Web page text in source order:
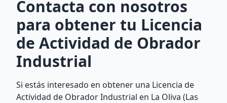
Contacta con nosotros
para obtener tu Licencia
de Actividad de Obrador
Industrial
Si estás interesado en obtener una Licencia de
Actividad de Obrador Industrial en La Oliva (Las